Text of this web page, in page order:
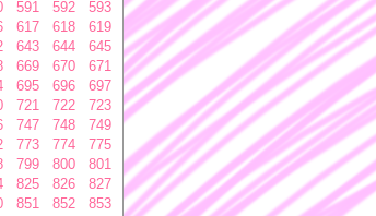
591 592
593
617 618
619
643 644
645
669 670
671
695 696
697
721 722
723
747 748
749
773 774
775
799 800
801
825 826
827
851 852
853